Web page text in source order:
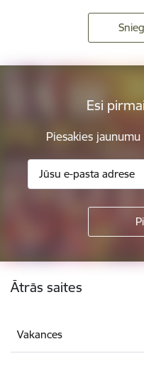
Esi
Piesakies jaunumu
Kājene
Ātrās saites
Vakances